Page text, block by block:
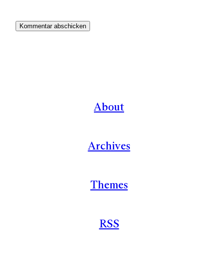
About
Archives
Themes
RSS